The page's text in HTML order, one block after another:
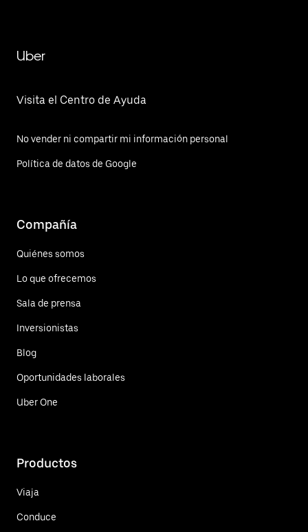
Uber
Visita el Centro de Ayuda
No vender ni compartir mi información personal
Política de datos de Google
Compañía
Quiénes somos
Lo que ofrecemos
Sala de prensa
Inversionistas
Blog
Oportunidades laborales
Uber One
Productos
Viaja
Conduce